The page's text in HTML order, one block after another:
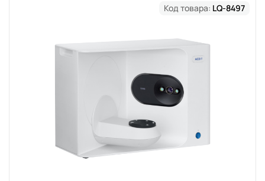
Код товара: LQ-8497